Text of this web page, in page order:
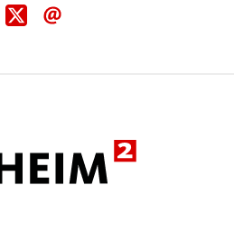
Teile
diese
Teile
diese